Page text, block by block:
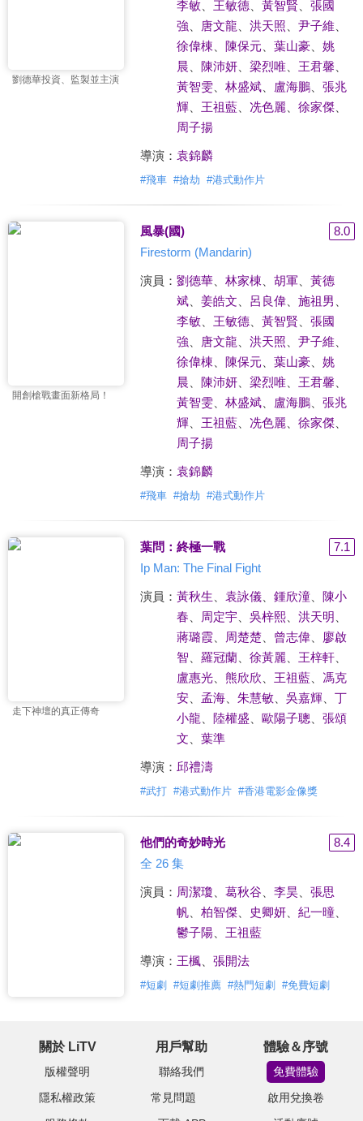
劉德華投資、監製並主演
李敏、 王敏德、 黃智賢
張國
強
唐文龍 洪天照 尹子維、
徐偉棟
陳保元、 葉山豪
姚
晨
陳沛妍、 梁烈唯、 王君馨
黃智雯、 林盛斌、 盧海鵬、 張兆
輝、 王祖藍、 冼色麗 徐家傑、
周子揚
導演： 袁錦麟
#飛車 #搶劫 #港式動作片
開創槍戰畫面新格局！
風暴(國)
8.0
Firestorm (Mandarin)
演員： 劉德華、 林家棟 胡軍、 黃德
斌、 姜皓文 呂良偉、 施祖男
李敏、 王敏德、 黃智賢
張國
強
唐文龍 洪天照 尹子維、
徐偉棟
陳保元、 葉山豪
姚
晨
陳沛妍、 梁烈唯、 王君馨
黃智雯、 林盛斌、 盧海鵬、 張兆
輝、 王祖藍、 冼色麗 徐家傑、
周子揚
導演： 袁錦麟
#飛車 #搶劫 #港式動作片
走下神壇的真正傳奇
葉問：終極一戰
7.1
Ip Man: The Final Fight
演員： 黃秋生 袁詠儀、 鍾欣潼、 陳小
春
周定宇、 吳梓熙、 洪天明
蔣璐霞、 周楚楚、 曾志偉、 廖啟
智
羅冠蘭、 徐黃麗 王梓軒、
盧惠光、 熊欣欣 王祖藍、 馮克
安、 孟海、 朱慧敏、 吳嘉輝、 丁
小龍
陸權盛 歐陽子聰
張頌
文
葉準
導演： 邱禮濤
#武打 #港式動作片 #香港電影金像獎
他們的奇妙時光
8.4
全 26 集
演員： 周潔瓊 葛秋谷 李昊、 張思
帆、 柏智傑、 史卿妍、 紀一曈、
鬱子陽、 王祖藍
導演： 王楓、 張開法
#短劇 #短劇推薦 #熱門短劇 #免費短劇
關於 LiTV
版權聲明
隱私權政策
用戶幫助
聯絡我們
常見問題
體驗＆序號
免費體驗
啟用兌換卷